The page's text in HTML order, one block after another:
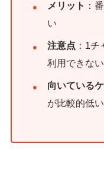
メリット ：
い
注意点 ：1
利用できない
向いている
が比較的低